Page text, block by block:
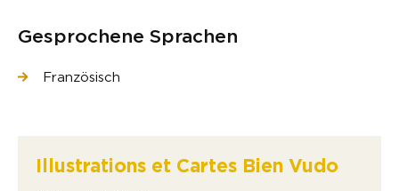
Illustrations et Cartes Bien Vudo
Gesprochene Sprachen
Französisch